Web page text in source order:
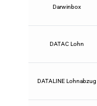
Darwinbox
DATAC Lohn
DATALINE Lohnabzug